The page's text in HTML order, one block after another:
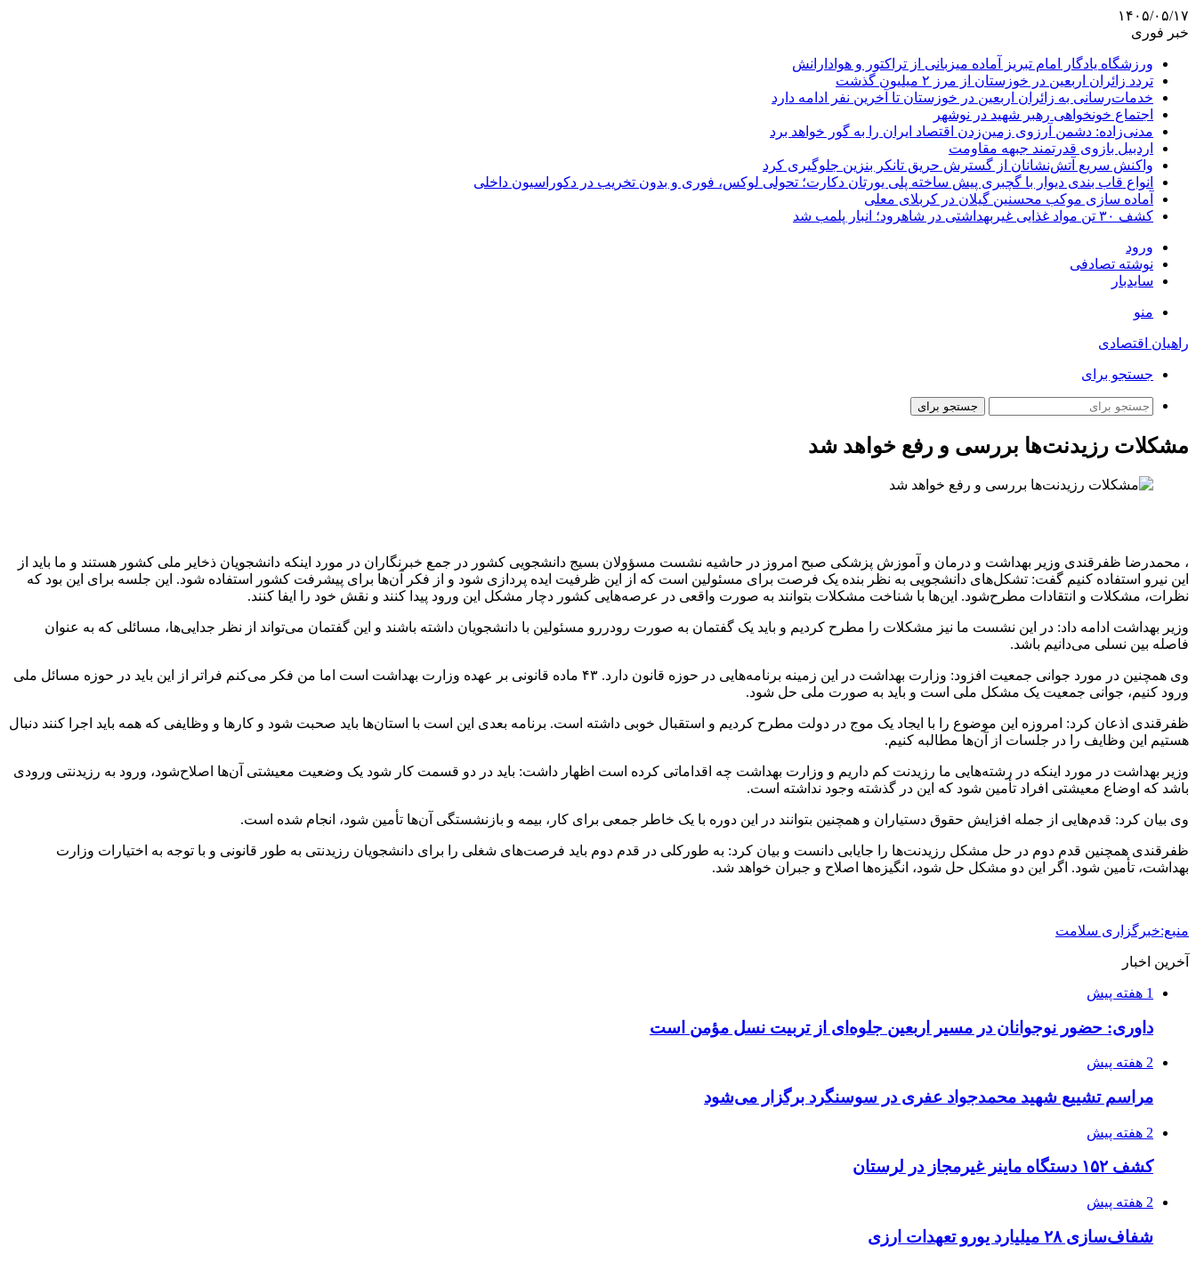
۱۴۰۵/۰۵/۱۷
خبر فوری
ورزشگاه یادگار امام تبریز آماده میزبانی از تراکتور و هوادارانش
تردد زائران اربعین در خوزستان از مرز ۲ میلیون گذشت
خدمات‌رسانی به زائران اربعین در خوزستان تا آخرین نفر ادامه دارد
اجتماع خونخواهی رهبر شهید در نوشهر
مدنی‌زاده: دشمن آرزوی زمین‌زدن اقتصاد ایران را به گور خواهد برد
اردبیل بازوی قدرتمند جبهه مقاومت
واکنش سریع آتش‌نشانان از گسترش حریق تانکر بنزین جلوگیری کرد
انواع قاب بندی دیوار با گچبری پیش ساخته پلی یورتان دکارت؛ تحولی لوکس، فوری و بدون تخریب در دکوراسیون داخلی
آماده سازی موکب محسنین گیلان در کربلای معلی
کشف ۳۰ تن مواد غذایی غیربهداشتی در شاهرود؛ انبار پلمب شد
ورود
نوشته تصادفی
سایدبار
منو
راهیان اقتصادی
جستجو برای
جستجو برای
مشکلات رزیدنت‌ها بررسی و رفع خواهد شد
، محمدرضا ظفرقندی وزیر بهداشت و درمان و آموزش پزشکی صبح امروز در حاشیه نشست مسؤولان بسیج دانشجویی کشور در جمع خبرنگاران در مورد اینکه دانشجویان ذخایر ملی کشور هستند و ما باید از
این نیرو استفاده کنیم گفت: تشکل‌های دانشجویی به نظر بنده یک فرصت برای مسئولین است که از این ظرفیت ایده پردازی شود و از فکر آن‌ها برای پیشرفت کشور استفاده شود. این جلسه برای این بود که
نظرات، مشکلات و انتقادات مطرح‌شود. این‌ها با شناخت مشکلات بتوانند به صورت واقعی در عرصه‌هایی کشور دچار مشکل این ورود پیدا کنند و نقش خود را ایفا کنند.
وزیر بهداشت ادامه داد: در این نشست ما نیز مشکلات را مطرح کردیم و باید یک گفتمان به صورت رودررو مسئولین با دانشجویان داشته باشند و این گفتمان می‌تواند از نظر جدایی‌ها، مسائلی که به عنوان
فاصله بین نسلی می‌دانیم باشد.
وی همچنین در مورد جوانی جمعیت افزود: وزارت بهداشت در این زمینه برنامه‌هایی در حوزه قانون دارد. ۴۳ ماده قانونی بر عهده وزارت بهداشت است اما من فکر می‌کنم فراتر از این باید در حوزه مسائل ملی
ورود کنیم، جوانی جمعیت یک مشکل ملی است و باید به صورت ملی حل شود.
ظفرقندی اذعان کرد: امروزه این موضوع را با ایجاد یک موج در دولت مطرح کردیم و استقبال خوبی داشته است. برنامه بعدی این است با استان‌ها باید صحبت شود و کارها و وظایفی که همه باید اجرا کنند دنبال
هستیم این وظایف را در جلسات از آن‌ها مطالبه کنیم.
وزیر بهداشت در مورد اینکه در رشته‌هایی ما رزیدنت کم داریم و وزارت بهداشت چه اقداماتی کرده است اظهار داشت: باید در دو قسمت کار شود یک وضعیت معیشتی آن‌ها اصلاح‌شود، ورود به رزیدنتی ورودی
باشد که اوضاع معیشتی افراد تأمین شود که این در گذشته وجود نداشته است.
وی بیان کرد: قدم‌هایی از جمله افزایش حقوق دستیاران و همچنین بتوانند در این دوره با یک خاطر جمعی برای کار، بیمه و بازنشستگی آن‌ها تأمین شود، انجام شده است.
ظفرقندی همچنین قدم دوم در حل مشکل رزیدنت‌ها را جایابی دانست و بیان کرد: به طورکلی در قدم دوم باید فرصت‌های شغلی را برای دانشجویان رزیدنتی به طور قانونی و با توجه به اختیارات وزارت
بهداشت، تأمین شود. اگر این دو مشکل حل شود، انگیزه‌ها اصلاح و جبران خواهد شد.
منبع:خبرگزاری سلامت
آخرین اخبار
1 هفته پیش
داوری: حضور نوجوانان در مسیر اربعین جلوه‌ای از تربیت نسل مؤمن است
2 هفته پیش
مراسم تشییع شهید محمدجواد عفری در سوسنگرد برگزار می‌شود
2 هفته پیش
کشف ۱۵۲ دستگاه ماینر غیرمجاز در لرستان
2 هفته پیش
شفاف‌سازی ۲۸ میلیارد یورو تعهدات ارزی